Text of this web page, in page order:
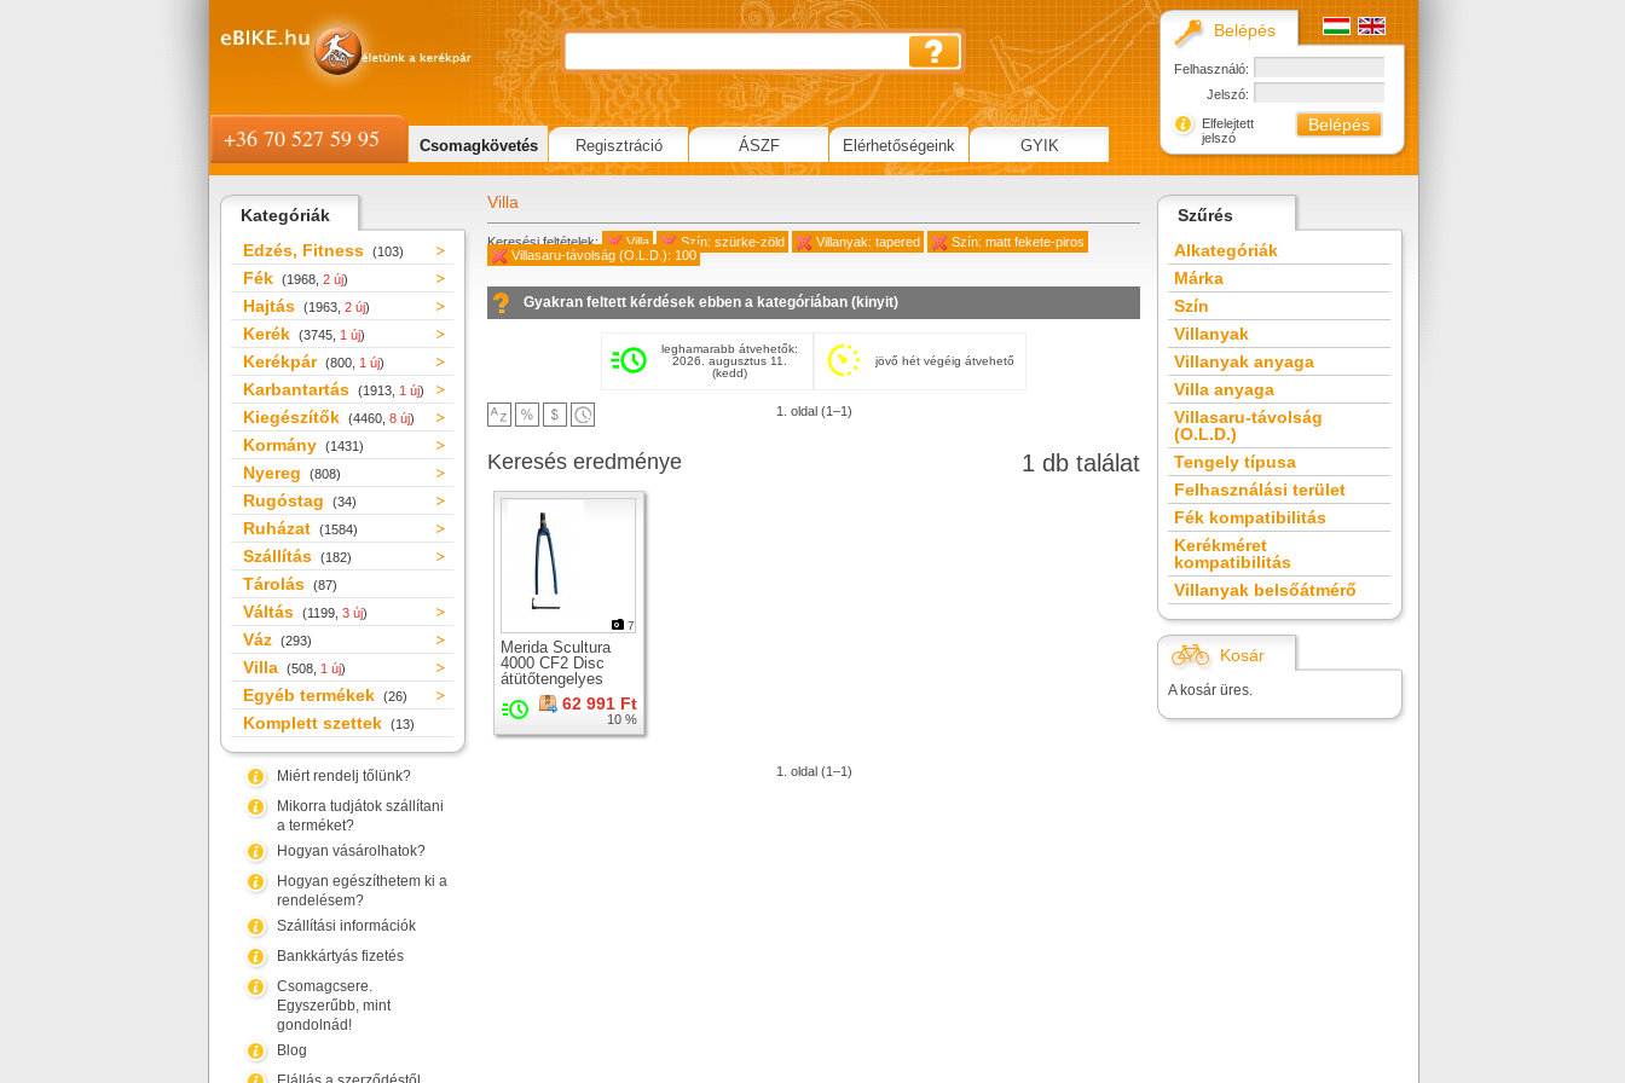
Kategóriák
Edzés, Fitness (103)
Fék (1968, 2 új)
Hajtás (1963, 2 új)
Kerék (3745, 1 új)
Kerékpár (800, 1 új)
Karbantartás (1913, 1 új)
Kiegészítők (4460, 8 új)
Kormány (1431)
Nyereg (808)
Rugóstag (34)
Ruházat (1584)
Szállítás (182)
Tárolás (87)
Váltás (1199, 3 új)
Váz (293)
Villa (508, 1 új)
Egyéb termékek (26)
Komplett szettek (13)
Miért rendelj tőlünk?
Mikorra tudjátok szállítani
a terméket?
Hogyan vásárolhatok?
Hogyan egészíthetem ki a
rendelésem?
Szállítási információk
Bankkártyás fizetés
Csomagcsere.
Egyszerűbb, mint
gondolnád!
Blog
Villa
Keresési feltételek: Villa Szín: szürke-zöld Villanyak: tapered
Szín: matt fekete-piros
Villasaru-távolság (O.L.D.): 100
Gyakran feltett kérdések ebben a kategóriában (kinyit)
leghamarabb átvehetők:
2026. augusztus 11.
(kedd)
jövő hét végéig átvehető
1. oldal (1–1)
1 db találat
Keresés eredménye
7
Merida Scultura
4000 CF2 Disc
átütőtengelyes
országúti karbon
merev villa +62 991 Ft
10 %
1. oldal (1–1)
Szűrés
Alkategóriák
Márka
Szín
Villanyak
Villanyak anyaga
Villa anyaga
Villasaru-távolság
(O.L.D.)
Tengely típusa
Felhasználási terület
Fék kompatibilitás
Kerékméret
kompatibilitás
Villanyak belsőátmérő
Kosár
A kosár üres.
Belépés
Felhasználó:
Jelszó:
Elfelejtett
jelszó
+36 70 527 59 95 Csomagkövetés Regisztráció ÁSZF Elérhetőségeink GYIK